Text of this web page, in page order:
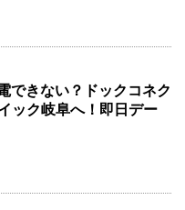
できない？ドックコネク
ック岐阜へ！即日デー